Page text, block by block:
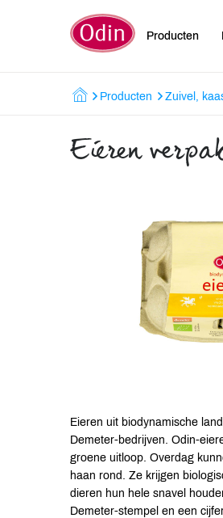
Producten
Producten Zuivel,
Eieren
Eieren uit biodynamische
Demeter-bedrijven. Odin-
groene uitloop. Overdag
haan rond. Ze krijgen
dieren hun hele snavel
Demeter-stempel en een